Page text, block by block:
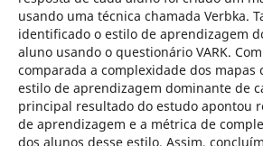
usando uma técnica chamada Verbka.
identificado o estilo de aprendizagem
aluno usando o questionário VARK.
comparada a complexidade dos mapas
estilo de aprendizagem dominante de
principal resultado do estudo apontou
de aprendizagem e a métrica de
dos alunos desse estilo. Assim,